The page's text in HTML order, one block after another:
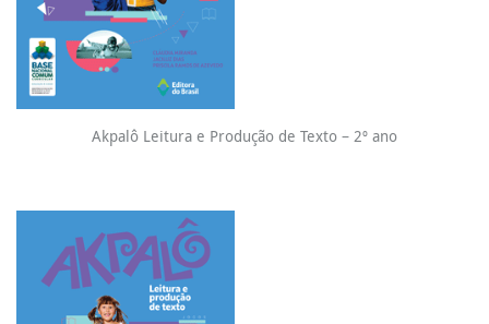
Akpalô Leitura e Produção de Texto – 2º ano